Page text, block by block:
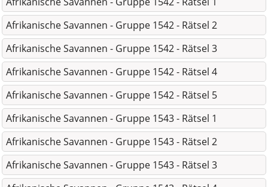
Afrikanische Savannen - Gruppe 1542 - Rätsel 2
Afrikanische Savannen - Gruppe 1542 - Rätsel 3
Afrikanische Savannen - Gruppe 1542 - Rätsel 4
Afrikanische Savannen - Gruppe 1542 - Rätsel 5
Afrikanische Savannen - Gruppe 1543 - Rätsel 1
Afrikanische Savannen - Gruppe 1543 - Rätsel 2
Afrikanische Savannen - Gruppe 1543 - Rätsel 3